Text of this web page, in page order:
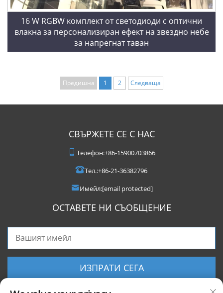
16 W RGBW комплект от светодиоди с оптични
влакна за персонализиран ефект на звездно небе
за напрегнат таван
Предишна 1 2 Следваща
СВЪРЖЕТЕ СЕ С НАС
Телефон:+86-15900703866
Тел.:+86-21-36382796
Имейл:[email protected]
ОСТАВЕТЕ НИ СЪОБЩЕНИЕ
ИЗПРАТИ СЕГА